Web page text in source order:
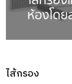
ไส้กรอง